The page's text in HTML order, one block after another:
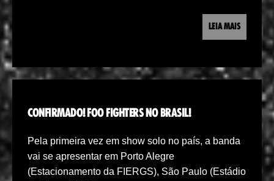
LEIA MAIS
CONFIRMADO! FOO FIGHTERS NO BRASIL!
Pela primeira vez em show solo no país, a banda
vai se apresentar em Porto Alegre
(Estacionamento da FIERGS), São Paulo (Estádio